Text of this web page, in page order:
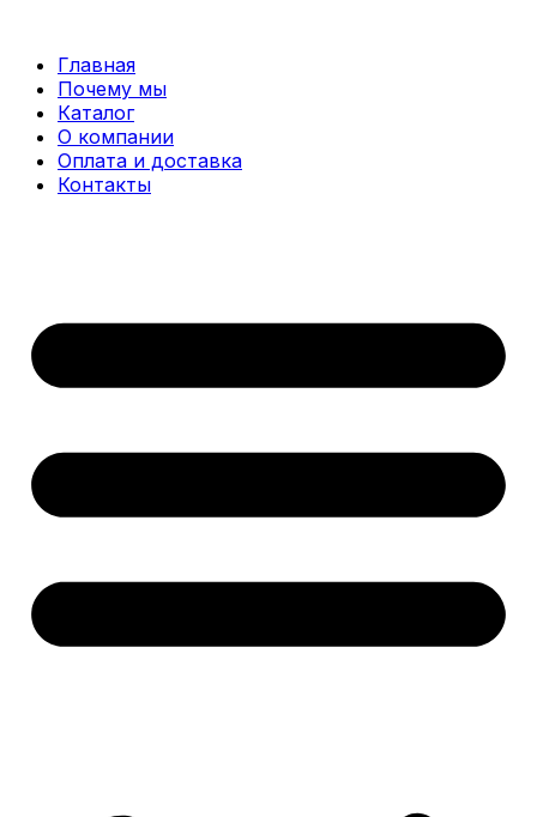
содержимому
Главная
Почему мы
Каталог
О компании
Оплата и доставка
Контакты